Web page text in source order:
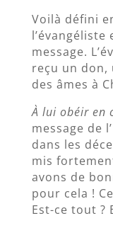
Voilà défini
l’évangéliste
message.
reçu un don,
des âmes à
À lui obéir en
message de
dans les
mis
avons de
pour cela !
Est-ce tout ?